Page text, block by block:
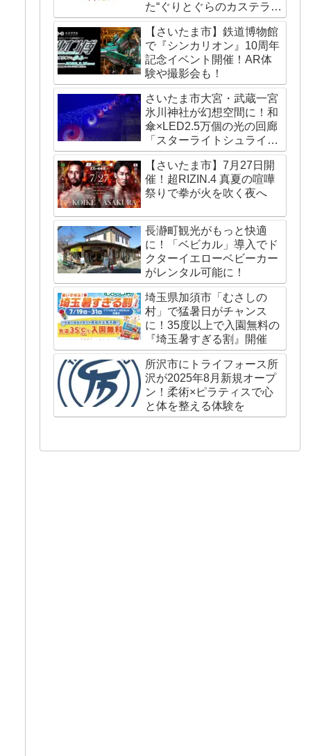
た“ぐりとぐらのカステライ
ベント”レポート
【さいたま市】鉄道博物館
で『シンカリオン』10周年
記念イベント開催！AR体
験や撮影会も！
さいたま市大宮・武蔵一宮
氷川神社が幻想空間に！和
傘×LED2.5万個の光の回廊
「スターライトシュライ
ン」が国内外で話題
【さいたま市】7月27日開
催！超RIZIN.4 真夏の喧嘩
祭りで拳が火を吹く夜へ
長瀞町観光がもっと快適
に！「ベビカル」導入でド
クターイエローベビーカー
がレンタル可能に！
埼玉県加須市「むさしの
村」で猛暑日がチャンス
に！35度以上で入園無料の
『埼玉暑すぎる割』開催
所沢市にトライフォース所
沢が2025年8月新規オープ
ン！柔術×ピラティスで心
と体を整える体験を